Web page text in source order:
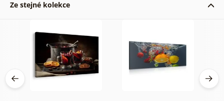
Ze stejné kolekce